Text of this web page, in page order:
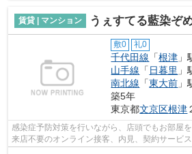
賃貸 | マンション うぇすてる藍染ぞ
敷0 礼0
千代田線 「根津 」
山手線 「 日暮里 」
南北線 「東大前 」
築5年
東京都文京区根津
感染症予防対策を行いながら、店頭でもお部屋
来店不要のオンライン接客、内見、契約サービ